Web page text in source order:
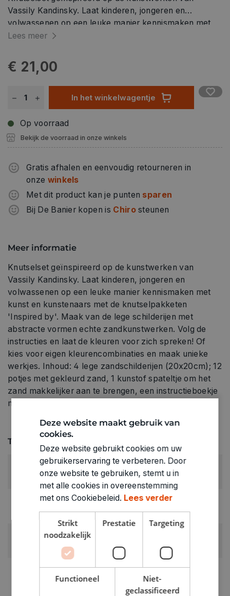
Vassily Kandinsky. Laat kinderen, jongeren en
volwassenen op een leuke manier kennismaken met
kunst en kunstenaars met de knutselpakketen
abstracte vormen echte zandkunstwerken. Volg de
instructies en laat de kleuren voor zich spreken! Of
kies voor eigen kleurencombinaties en maak unieke
werkjes. Inhoud: 4 lege zandschilderijen (20x20cm); 12
potjes met gekleurd zand, 1 kunstof spateltje om het
zand makkelijker aan te brengen, een instructieboekje
met extra uitleg over de kunstenaar en zijn stroming.
Lees meer
€ 21,00
In het winkelwagentje
Op voorraad
Bekijk de voorraad in onze winkels
Gratis afhalen en eenvoudig retourneren in
onze winkels
Met dit product kan je punten sparen
Bij De Banier kopen is Chirosteunen
Meer informatie
Knutselset geïnspireerd op de kunstwerken van
Vassily Kandinsky. Laat kinderen, jongeren en
volwassenen op een leuke manier kennismaken met
kunst en kunstenaars met de knutselpakketen
'Inspired by'. Maak van de lege schilderijen met
abstracte vormen echte zandkunstwerken. Volg de
instructies en laat de kleuren voor zich spreken! Of
kies voor eigen kleurencombinaties en maak unieke
werkjes. Inhoud: 4 lege zandschilderijen (20x20cm); 12
potjes met gekleurd zand, 1 kunstof spateltje om het
zand makkelijker aan te brengen, een instructieboekje
met extra uitleg over de kunstenaar en zijn stroming.
Technische specificaties
LEEFTIJD VANAF:
RUBRIEK:
Pakketten & koffers
GEWICHT
ARTIKELNUMMER
Deze website maakt gebruik van
cookies.
Deze website gebruikt cookies om uw
gebruikerservaring te verbeteren. Door
onze website te gebruiken, stemt u in
met alle cookies in overeenstemming
met ons Cookiebeleid. Lees verder
Strikt
noodzakelijk
Prestatie Targeting
Functioneel
Niet-
geclassificeerd